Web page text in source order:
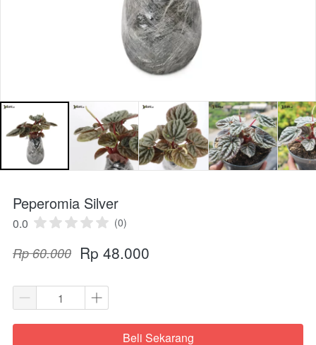
Peperomia Silver
0.0 (0)
Rp 60.000 Rp 48.000
`Beli Sekarang